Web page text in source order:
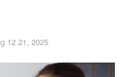
12 21, 2025